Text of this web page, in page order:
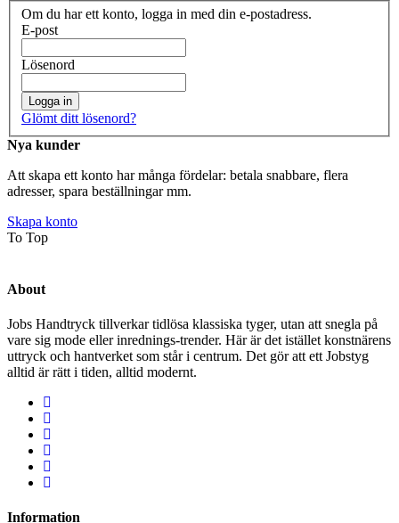
Om du har ett konto, logga in med din e-postadress.
E-post
Lösenord
Logga in
Glömt ditt lösenord?
Nya kunder
Att skapa ett konto har många fördelar: betala snabbare, flera
adresser, spara beställningar mm.
Skapa konto
To Top
About
Jobs Handtryck tillverkar tidlösa klassiska tyger, utan att snegla på
vare sig mode eller inrednings-trender. Här är det istället konstnärens
uttryck och hantverket som står i centrum. Det gör att ett Jobstyg
alltid är rätt i tiden, alltid modernt.
Information